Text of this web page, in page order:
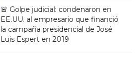
🚨 Golpe judicial: condenaron en
EE.UU. al empresario que financió
la campaña presidencial de José
Luis Espert en 2019